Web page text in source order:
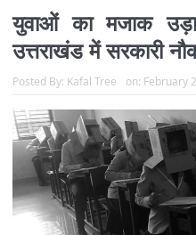
युवाओं का मजाक
उत्तराखंड में सरकारी
Posted By: Kafal Tree on: February